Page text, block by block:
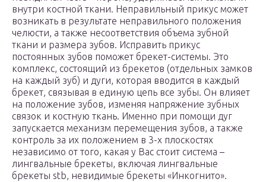
внутри костной ткани. Неправильный прикус может
возникать в результате неправильного положения
челюсти, а также несоответствия объема зубной
ткани и размера зубов. Исправить прикус
постоянных зубов поможет брекет-системы. Это
комплекс, состоящий из брекетов (отдельных замков
на каждый зуб) и дуги, которая вводится в каждый
брекет, связывая в единую цепь все зубы. Он влияет
на положение зубов, изменяя напряжение зубных
связок и костную ткань. Именно при помощи дуг
запускается механизм перемещения зубов, а также
контроль за их положением в 3-х плоскостях
независимо от того, какая у Вас стоит система –
лингвальные брекеты, включая лингвальные
брекеты stb, невидимые брекеты «Инкогнито».